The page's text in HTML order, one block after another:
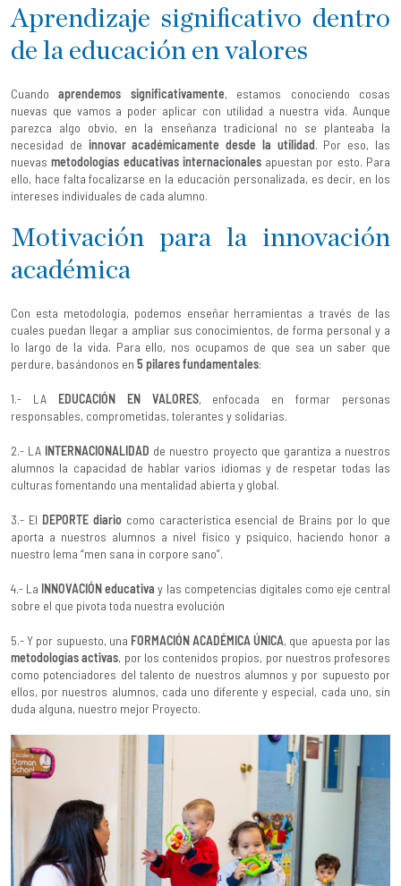
Aprendizaje significativo dentro
de la educación en valores
Cuandoaprendemos significativamente, estamos conociendo cosas
nuevas que vamos a poder aplicar con utilidad a nuestra vida. Aunque
parezca algo obvio, en la enseñanza tradicional no se planteaba la
necesidad de innovar académicamente desde la utilidad. Por eso, las
nuevasmetodologías educativas internacionalesapuestan por esto. Para
ello, hace falta focalizarse en la educación personalizada, es decir, en los
intereses individuales de cada alumno.
Motivación para la innovación
académica
Con esta metodología, podemos enseñar herramientas a través de las
cuales puedan llegar a ampliar sus conocimientos, de forma personal y a
lo largo de la vida. Para ello, nos ocupamos de que sea un saber que
perdure, basándonos en 5 pilares fundamentales:
1.- LA EDUCACIÓN EN VALORES, enfocada en formar personas
responsables, comprometidas, tolerantes y solidarias.
2.- LA INTERNACIONALIDAD de nuestro proyecto que garantiza a nuestros
alumnos la capacidad de hablar varios idiomas y de respetar todas las
culturas fomentando una mentalidad abierta y global.
3.- El DEPORTE diariocomo característica esencial de Brains por lo que
aporta a nuestros alumnos a nivel físico y psíquico, haciendo honor a
nuestro lema “men sana in corpore sano”.
4.- La INNOVACIÓN educativa y las competencias digitales como eje central
sobre el que pivota toda nuestra evolución
5.- Y por supuesto, una FORMACIÓN ACADÉMICA ÚNICA, que apuesta por las
metodologías activas, por los contenidos propios, por nuestros profesores
como potenciadores del talento de nuestros alumnos y por supuesto por
ellos, por nuestros alumnos, cada uno diferente y especial, cada uno, sin
duda alguna, nuestro mejor Proyecto.